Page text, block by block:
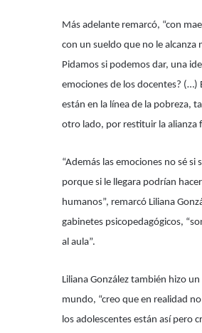
Más adelante remarcó, “con
con un sueldo que no le alcanza
Pidamos si podemos dar, una
emociones de los docentes? (…)
están en la línea de la pobreza,
otro lado, por restituir la alianza
“Además las emociones no sé
porque si le llegara podrían
humanos”, remarcó Liliana
gabinetes psicopedagógicos,
al aula”.
Liliana González también hizo
mundo, “creo que en realidad
los adolescentes están así pero